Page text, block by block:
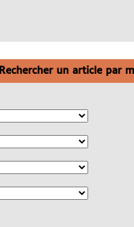
Rechercher un article par